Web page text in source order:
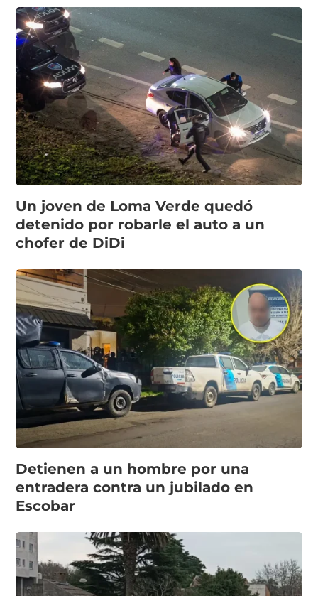
Un joven de Loma Verde quedó
detenido por robarle el auto a un
chofer de DiDi
Detienen a un hombre por una
entradera contra un jubilado en
Escobar